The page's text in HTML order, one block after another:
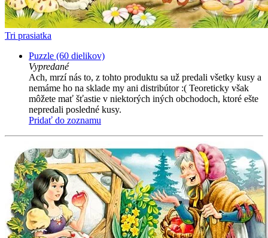
Tri prasiatka
Puzzle (60 dielikov)
Vypredané
Ach, mrzí nás to, z tohto produktu sa už predali všetky kusy a
nemáme ho na sklade my ani distribútor :( Teoreticky však
môžete mať šťastie v niektorých iných obchodoch, ktoré ešte
nepredali posledné kusy.
Pridať do zoznamu